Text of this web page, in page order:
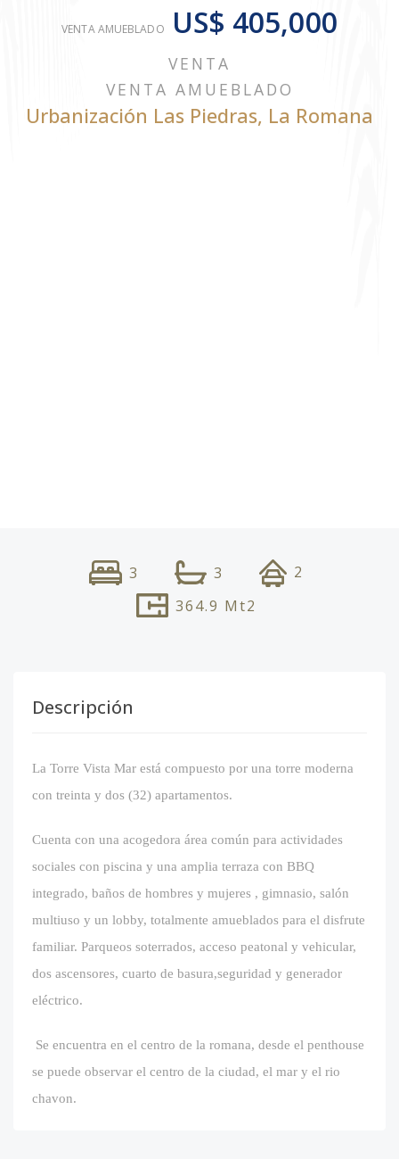
VENTA AMUEBLADO US$ 405,000
VENTA
VENTA AMUEBLADO
Urbanización Las Piedras, La Romana
3 3
2
364.9 Mt2
Descripción
La Torre Vista Mar está compuesto por una torre moderna
con treinta y dos (32) apartamentos.
Cuenta con una acogedora área común para actividades
sociales con piscina y una amplia terraza con BBQ
integrado, baños de hombres y mujeres , gimnasio, salón
multiuso y un lobby, totalmente amueblados para el disfrute
familiar. Parqueos soterrados, acceso peatonal y vehicular,
dos ascensores, cuarto de basura,seguridad y generador
eléctrico.
Se encuentra en el centro de la romana, desde el penthouse
se puede observar el centro de la ciudad, el mar y el rio
chavon.